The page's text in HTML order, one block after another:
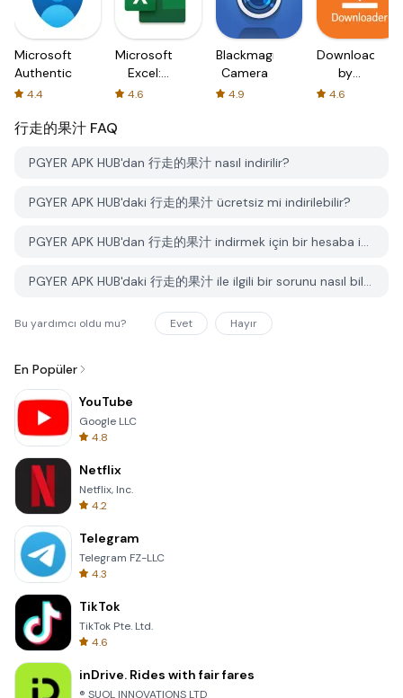
Microsoft
Authenticator
4.4
Microsoft
Excel:
Spreadsheets
4.6
Blackmagic
Camera
4.9
Downloader
by
AFTVnews
4.6
行走的果汁 FAQ
PGYER APK HUB'dan 行走的果汁 nasıl indirilir?
PGYER APK HUB'daki 行走的果汁 ücretsiz mi indirilebilir?
PGYER APK HUB'dan 行走的果汁 indirmek için bir hesaba ihtiyacım var mı?
PGYER APK HUB'daki 行走的果汁 ile ilgili bir sorunu nasıl bildirebilirim?
Bu yardımcı oldu mu? Evet Hayır
En Popüler
YouTube
Google LLC
4.8
Netflix
Netflix, Inc.
4.2
Telegram
Telegram FZ-LLC
4.3
TikTok
TikTok Pte. Ltd.
4.6
inDrive. Rides with fair fares
® SUOL INNOVATIONS LTD